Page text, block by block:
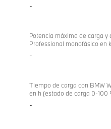
-
Potencia máxima de carga y
Professional monofásico en
-
Tiempo de carga con BMW
en h (estado de carga 0-100
-